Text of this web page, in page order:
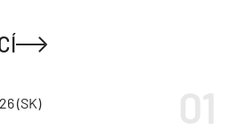
(SK)